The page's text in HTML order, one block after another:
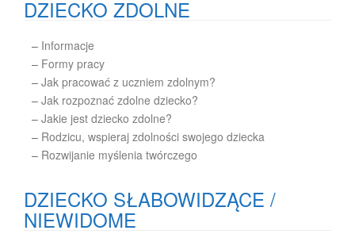
DZIECKO ZDOLNE
– Informacje
– Formy pracy
– Jak pracować z uczniem zdolnym?
– Jak rozpoznać zdolne dziecko?
– Jakie jest dziecko zdolne?
– Rodzicu, wspieraj zdolności swojego dziecka
– Rozwijanie myślenia twórczego
DZIECKO SŁABOWIDZĄCE /
NIEWIDOME